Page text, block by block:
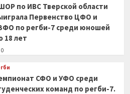
по ИВС Тверской области
Первенство ЦФО и
по регби-7 среди юношей
18 лет
0
СФО и УФО среди
команд по регби-7.